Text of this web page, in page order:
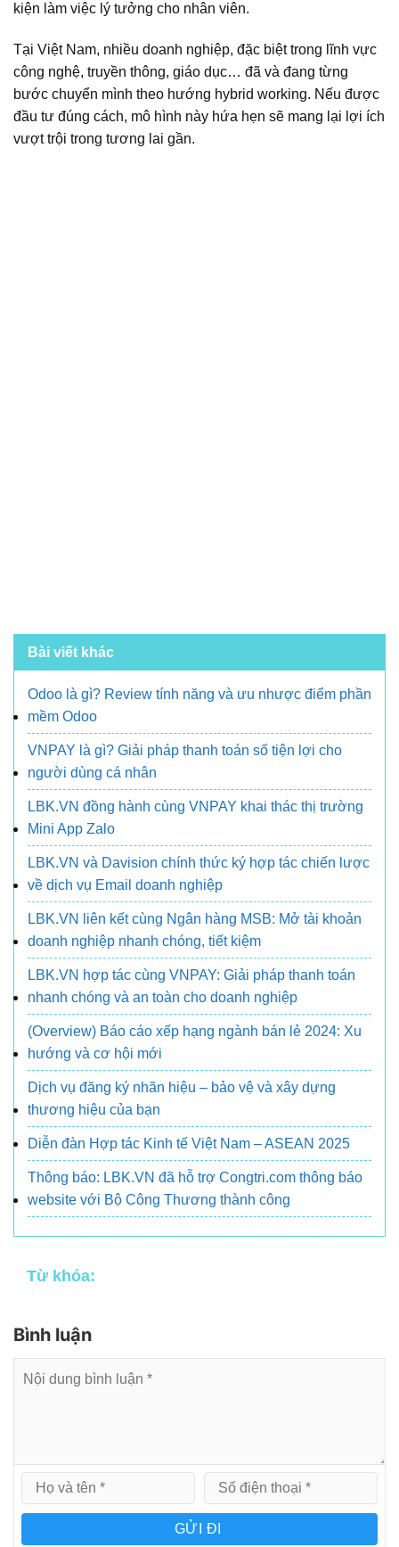
kiện làm việc lý tưởng cho nhân viên.
Tại Việt Nam, nhiều doanh nghiệp, đặc biệt trong lĩnh vực
công nghệ, truyền thông, giáo dục… đã và đang từng
bước chuyển mình theo hướng hybrid working. Nếu được
đầu tư đúng cách, mô hình này hứa hẹn sẽ mang lại lợi ích
vượt trội trong tương lai gần.
Bài viết khác
Odoo là gì? Review tính năng và ưu nhược điểm phần
mềm Odoo
VNPAY là gì? Giải pháp thanh toán số tiện lợi cho
người dùng cá nhân
LBK.VN đồng hành cùng VNPAY khai thác thị trường
Mini App Zalo
LBK.VN và Davision chính thức ký hợp tác chiến lược
về dịch vụ Email doanh nghiệp
LBK.VN liên kết cùng Ngân hàng MSB: Mở tài khoản
doanh nghiệp nhanh chóng, tiết kiệm
LBK.VN hợp tác cùng VNPAY: Giải pháp thanh toán
nhanh chóng và an toàn cho doanh nghiệp
(Overview) Báo cáo xếp hạng ngành bán lẻ 2024: Xu
hướng và cơ hội mới
Dịch vụ đăng ký nhãn hiệu – bảo vệ và xây dựng
thương hiệu của bạn
Diễn đàn Hợp tác Kinh tế Việt Nam – ASEAN 2025
Thông báo: LBK.VN đã hỗ trợ Congtri.com thông báo
website với Bộ Công Thương thành công
Từ khóa:
Bình luận
GỬI ĐI